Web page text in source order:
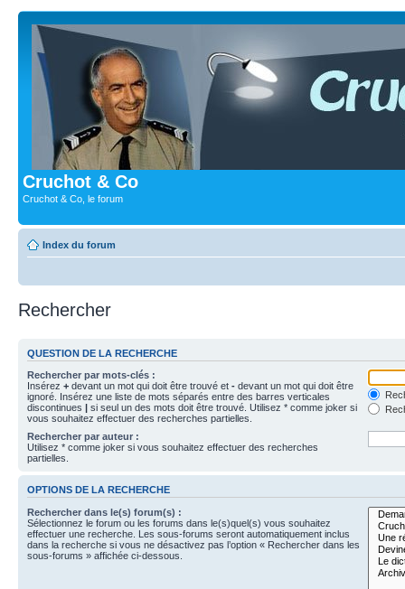
Cruchot & Co
Cruchot & Co, le forum
Index du forum
Rechercher
QUESTION DE LA RECHERCHE
Rechercher par mots-clés :
Insérez + devant un mot qui doit être trouvé et - devant un mot qui doit être
ignoré. Insérez une liste de mots séparés entre des barres verticales
discontinues | si seul un des mots doit être trouvé. Utilisez * comme joker si
vous souhaitez effectuer des recherches partielles.
Rechercher par auteur :
Utilisez * comme joker si vous souhaitez effectuer des recherches
partielles.
OPTIONS DE LA RECHERCHE
Rechercher dans le(s) forum(s) :
Sélectionnez le forum ou les forums dans le(s)quel(s) vous souhaitez
effectuer une recherche. Les sous-forums seront automatiquement inclus
dans la recherche si vous ne désactivez pas l’option « Rechercher dans les
sous-forums » affichée ci-dessous.